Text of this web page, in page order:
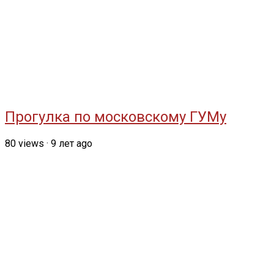
Прогулка по московскому ГУМу
80 views · 9 лет ago